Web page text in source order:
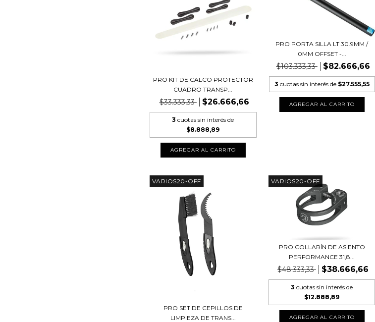
PRO KIT DE CALCO PROTECTOR
CUADRO TRANSP...
$33.333,33 $26.666,66
3 cuotas sin interés de
$8.888,89
PRO PORTA SILLA LT 30.9MM /
0MM OFFSET -...
$103.333,33 $82.666,66
3 cuotas sin interés de $27.555,55
VARIOS20-OFF
PRO SET DE CEPILLOS DE
LIMPIEZA DE TRANS...
VARIOS20-OFF
PRO COLLARÍN DE ASIENTO
PERFORMANCE 31,8...
$48.333,33 $38.666,66
3 cuotas sin interés de
$12.888,89